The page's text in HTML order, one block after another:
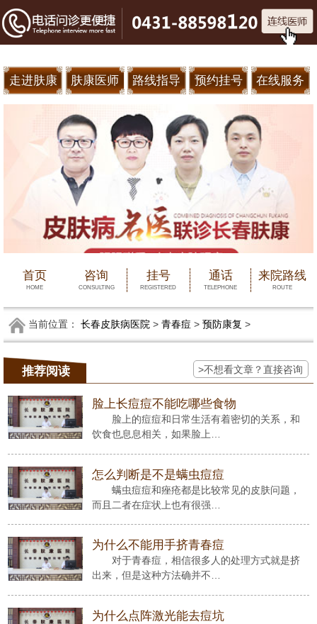
走进肤康 肤康医师 路线指导 预约挂号 在线服务
首页
HOME
咨询
CONSULTING
挂号
REGISTERED
通话
TELEPHONE
来院路线
ROUTE
当前位置： 长春皮肤病医院> 青春痘 > 预防康复 >
推荐阅读 >不想看文章？直接咨询
脸上长痘痘不能吃哪些食物
脸上的痘痘和日常生活有着密切的关系，和
饮食也息息相关，如果脸上…
怎么判断是不是螨虫痘痘
螨虫痘痘和痤疮都是比较常见的皮肤问题，
而且二者在症状上也有很强…
为什么不能用手挤青春痘
对于青春痘，相信很多人的处理方式就是挤
出来，但是这种方法确并不…
为什么点阵激光能去痘坑